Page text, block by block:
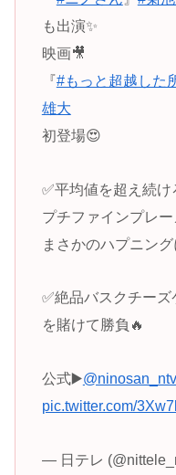
も出演✨
映画🎥
『#もっと超越した
雄大
初登場😍
✅平均値を超え続け
プチファインプレ
まさかのハプニング
✅絶品バスクチーズ
を賭けて勝負🔥
公式▶️@ninosan_ntv
pic.twitter.com/
— 日テレ